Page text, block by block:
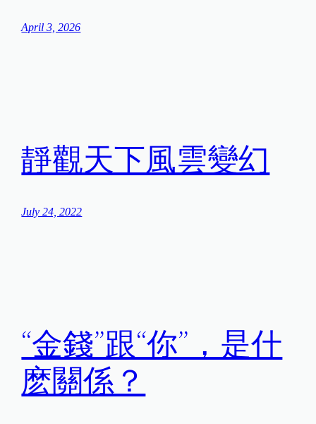
April 3, 2026
靜觀天下風雲變幻
July 24, 2022
“金錢”跟“你”，是什
麽關係？